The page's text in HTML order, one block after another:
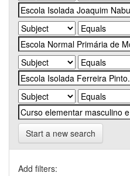
Start a new search
Add filters: